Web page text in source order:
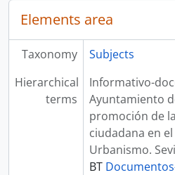
Elements area
Taxonomy
Subjects
Hierarchical
terms
Informativo-
Ayuntamiento
promoción de
ciudadana en
Urbanismo.
BT